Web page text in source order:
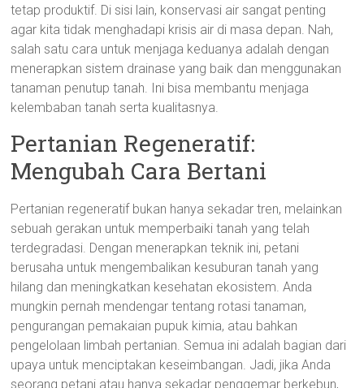
tetap produktif. Di sisi lain, konservasi air sangat penting
agar kita tidak menghadapi krisis air di masa depan. Nah,
salah satu cara untuk menjaga keduanya adalah dengan
menerapkan sistem drainase yang baik dan menggunakan
tanaman penutup tanah. Ini bisa membantu menjaga
kelembaban tanah serta kualitasnya.
Pertanian Regeneratif:
Mengubah Cara Bertani
Pertanian regeneratif bukan hanya sekadar tren, melainkan
sebuah gerakan untuk memperbaiki tanah yang telah
terdegradasi. Dengan menerapkan teknik ini, petani
berusaha untuk mengembalikan kesuburan tanah yang
hilang dan meningkatkan kesehatan ekosistem. Anda
mungkin pernah mendengar tentang rotasi tanaman,
pengurangan pemakaian pupuk kimia, atau bahkan
pengelolaan limbah pertanian. Semua ini adalah bagian dari
upaya untuk menciptakan keseimbangan. Jadi, jika Anda
seorang petani atau hanya sekadar penggemar berkebun,